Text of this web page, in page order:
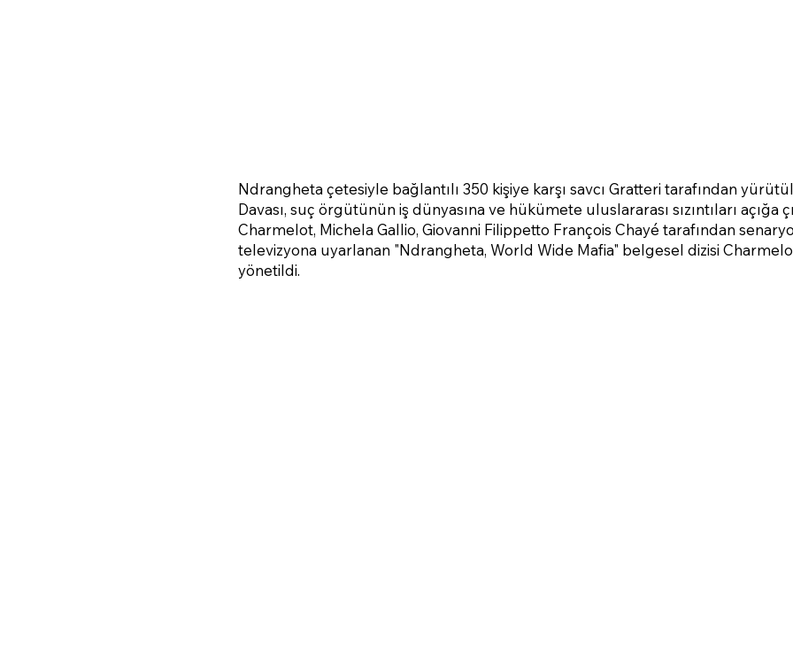
Ndrangheta çetesiyle bağlantılı 350 kişiye karşı savcı Gratteri tarafından
Davası, suç örgütünün iş dünyasına ve hükümete uluslararası sızıntıları açığa
Charmelot, Michela Gallio, Giovanni Filippetto François Chayé tarafından
televizyona uyarlanan "Ndrangheta, World Wide Mafia" belgesel dizisi
yönetildi.